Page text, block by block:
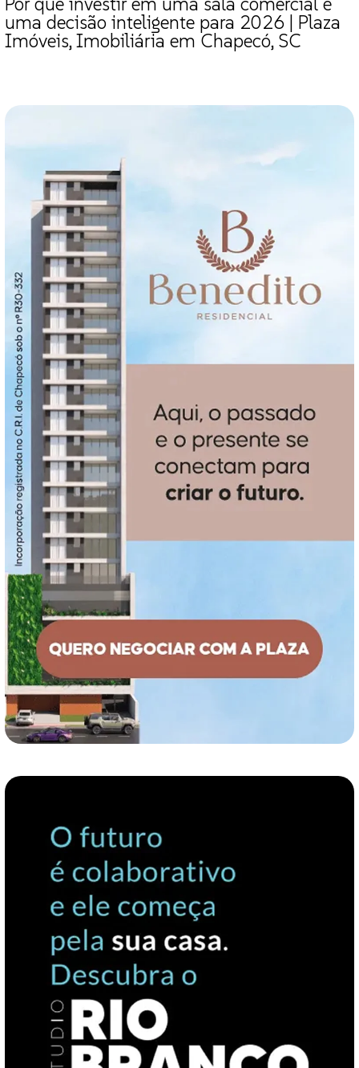
uma decisão inteligente para 2026 | Plaza
Imóveis, Imobiliária em Chapecó, SC